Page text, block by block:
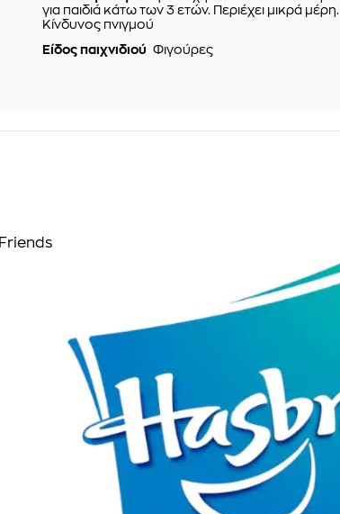
για παιδιά κάτω των 3 ετών. Περιέχει μικρά μέρη.
Κίνδυνος πνιγμού
Είδος παιχνιδιού Φιγούρες